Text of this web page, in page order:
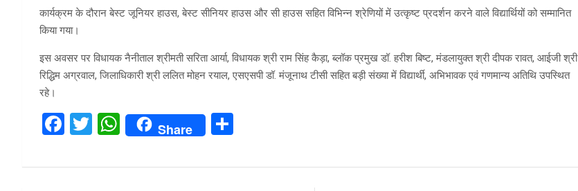
कार्यक्रम के दौरान बेस्ट जूनियर हाउस, बेस्ट सीनियर हाउस और सी हाउस सहित विभिन्न श्रेणियों में उत्कृष्ट प्रदर्शन करने वाले विद्यार्थियों को सम्मानित
किया गया।
इस अवसर पर विधायक नैनीताल श्रीमती सरिता आर्या, विधायक श्री राम सिंह कैड़ा, ब्लॉक प्रमुख डॉ. हरीश बिष्ट, मंडलायुक्त श्री दीपक रावत, आईजी श्री
रिद्धिम अग्रवाल, जिलाधिकारी श्री ललित मोहन रयाल, एसएसपी डॉ. मंजूनाथ टीसी सहित बड़ी संख्या में विद्यार्थी, अभिभावक एवं गणमान्य अतिथि उपस्थित
रहे।
F
ce
T
tt
W
at
Share
ar